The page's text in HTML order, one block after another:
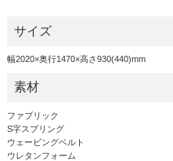
サイズ
幅2020×奥行1470×高さ930(440)mm
素材
ファブリック
S字スプリング
ウェービングベルト
ウレタンフォーム